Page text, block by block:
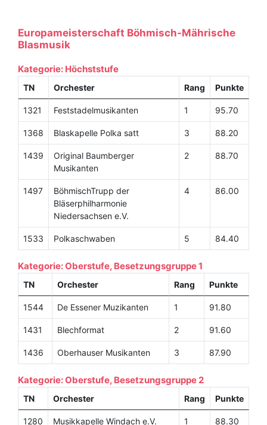
Europameisterschaft Böhmisch-Mährische
Blasmusik
Kategorie: Höchststufe
TN Orchester Rang Punkte
1321 Feststadelmusikanten 1 95.70
1368 Blaskapelle Polka satt 3 88.20
1439
Original Baumberger
Musikanten
2 88.70
1497
BöhmischTrupp der
Bläserphilharmonie
Niedersachsen e.V.
4 86.00
1533 Polkaschwaben 5 84.40
Kategorie: Oberstufe, Besetzungsgruppe 1
TN Orchester Rang Punkte
1544 De Essener Muzikanten 1 91.80
1431 Blechformat 2 91.60
1436 Oberhauser Musikanten 3 87.90
Kategorie: Oberstufe, Besetzungsgruppe 2
TN Orchester Rang Punkte
1280 Musikkapelle Windach e.V. 1 88.30